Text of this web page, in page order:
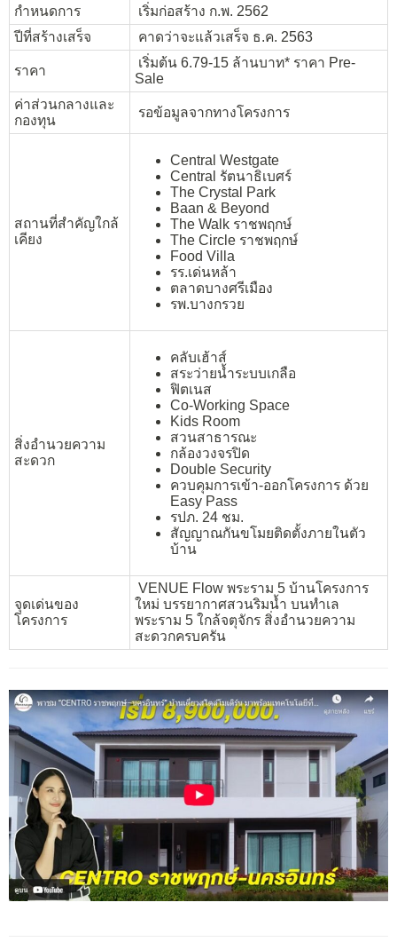
กำหนดการ
เริ่มก่อสร้าง ก.พ. 2562
ปีที่สร้างเสร็จ
คาดว่าจะแล้วเสร็จ ธ.ค. 2563
ราคา
เริ่มต้น 6.79-15 ล้านบาท* ราคา Pre-
Sale
ค่าส่วนกลางและ
กองทุน
รอข้อมูลจากทางโครงการ
สถานที่สำคัญใกล้
เคียง
Central Westgate
Central รัตนาธิเบศร์
The Crystal Park
Baan & Beyond
The Walk ราชพฤกษ์
The Circle ราชพฤกษ์
Food Villa
รร.เด่นหล้า
ตลาดบางศรีเมือง
รพ.บางกรวย
สิ่งอำนวยความ
สะดวก
คลับเฮ้าส์
สระว่ายน้ำระบบเกลือ
ฟิตเนส
Co-Working Space
Kids Room
สวนสาธารณะ
กล้องวงจรปิด
Double Security
ควบคุมการเข้า-ออกโครงการ ด้วย
Easy Pass
รปภ. 24 ชม.
สัญญาณกันขโมยติดตั้งภายในตัว
บ้าน
จุดเด่นของ
โครงการ
VENUE Flow พระราม 5 บ้านโครงการ
ใหม่ บรรยากาศสวนริมน้ำ บนทำเล
พระราม 5 ใกล้จตุจักร สิ่งอำนวยความ
สะดวกครบครัน